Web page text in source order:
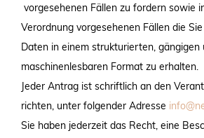
Zimmerkategorie zum Bestpreis
Leckere Überraschung als Abschied
Keine Anzahlung bei Onlinebuchung über
vorgesehenen Fällen zu fordern sowie
Verordnung vorgesehenen Fällen die
Daten in einem strukturierten, gängigen
maschinenlesbaren Format zu erhalten.
Jeder Antrag ist schriftlich an den
richten, unter folgender Adresse
Sie haben jederzeit das Recht, eine